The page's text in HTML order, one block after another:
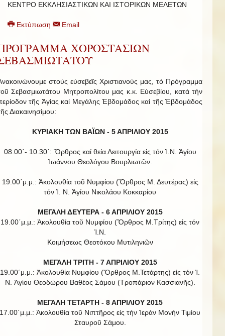
ΚΕΝΤΡΟ ΕΚΚΛΗΣΙΑΣΤΙΚΩΝ ΚΑΙ ΙΣΤΟΡΙΚΩΝ ΜΕΛΕΤΩΝ
Εκτύπωση Email
ΧΟΡΟΣΤΑΣΙΩΝ
στούς εὐσεβεῖς Χριστιανούς μας, τό Πρόγραμμα
Σεβασμιωτάτου Μητροπολίτου μας κ.κ. Εὐσεβίου, κατά τήν
τῆς Ἁγίας καί Μεγάλης Ἑβδομάδος καί τῆς Ἑβδομάδος
Διακαινησίμου:
ΚΥΡΙΑΚΗ ΤΩΝ ΒΑΪΩΝ - 5 ΑΠΡΙΛΙΟΥ 2015
08.00΄- 10.30΄: Ὄρθρος καί θεία Λειτουργία εἰς τόν Ἱ.Ν. Ἁγίου
Ἰωάννου Θεολόγου Βουρλιωτῶν.
19.00΄μ.μ.: Ἀκολουθία τοῦ Νυμφίου (Ὄρθρος Μ. Δευτέρας) εἰς
τόν Ἱ. Ν. Ἁγίου Νικολάου Κοκκαρίου
ΜΕΓΑΛΗ ΔΕΥΤΕΡΑ - 6 ΑΠΡΙΛΙΟΥ 2015
19.00΄μ.μ.: Ἀκολουθία τοῦ Νυμφίου (Ὄρθρος Μ.Τρίτης) εἰς τόν
Ἱ.Ν.
Κοιμήσεως Θεοτόκου Μυτιληνιῶν
ΜΕΓΑΛΗ ΤΡΙΤΗ - 7 ΑΠΡΙΛΙΟΥ 2015
19.00΄μ.μ.: Ἀκολουθία Νυμφίου (Ὄρθρος Μ.Τετάρτης) εἰς τόν Ἱ.
Ν. Ἁγίου Θεοδώρου Βαθέος Σάμου (Τροπάριον Κασσιανῆς).
ΜΕΓΑΛΗ ΤΕΤΑΡΤΗ - 8 ΑΠΡΙΛΙΟΥ 2015
17.00΄μ.μ.: Ἀκολουθία τοῦ Νιπτῆρος εἰς τήν Ἱεράν Μονήν Τιμίου
Σταυροῦ Σάμου.